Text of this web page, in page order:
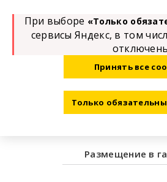
Размещение в
При выборе «Только
сервисы Яндекс, в том
Принять все
Только